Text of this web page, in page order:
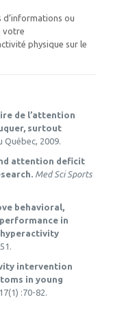
d’informations ou
votre
physique sur le
de l’attention
surtout
Québec, 2009.
attention deficit
Med Sci Sports
behavioral,
in
intervention
in young
:70-82.